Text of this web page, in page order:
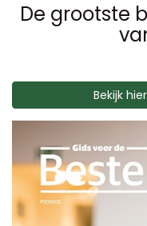
De grootste
Bekijk